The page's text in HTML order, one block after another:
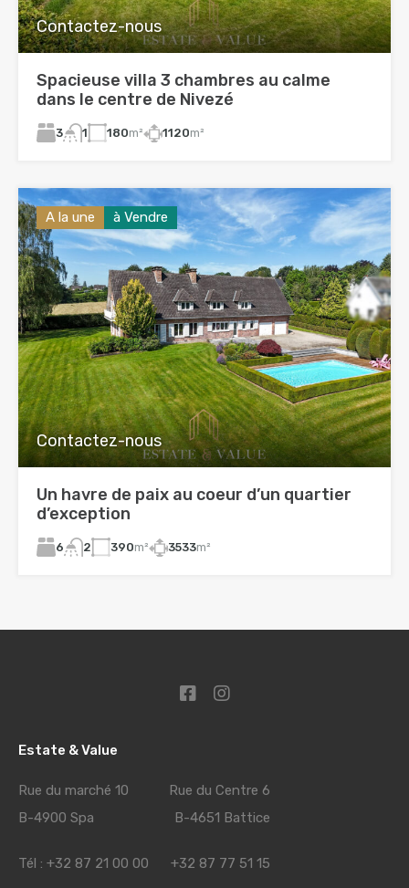
Contactez-nous
Spacieuse villa 3 chambres au calme
dans le centre de Nivezé
3 1 180m² 1120m²
A la une à Vendre
Contactez-nous
Un havre de paix au coeur d’un quartier
d’exception
6 2 390m² 3533m²
Estate & Value
Rue du marché 10 Rue du Centre 6
B-4900 Spa B-4651 Battice
Tél : +32 87 21 00 00 +32 87 77 51 15